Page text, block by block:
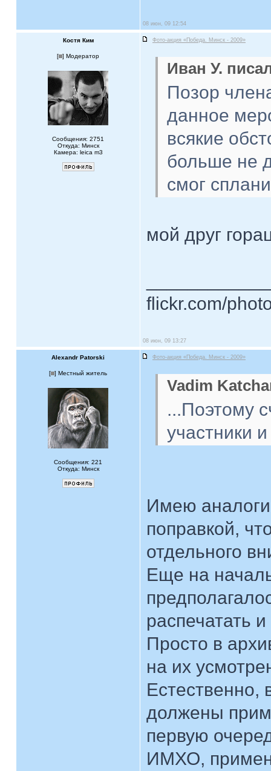
08 июн, 09 12:54
Костя Ким Фото-акция «Победа. Минск - 2009»
[ ] Модератор
Сообщения: 2751
Откуда: Минск
Камера: leica m3
Иван У.
Позор
данное
всякие
больше не
смог
мой друг
flickr.com/
08 июн, 09 13:27
Alexandr Patorski Фото-акция «Победа. Минск - 2009»
[ ] Местный житель
Сообщения: 221
Откуда: Минск
Vadim
...Поэтому
участники
Имею
поправкой,
отдельного
Еще на
распечатать
Просто в
на их
Естественно,
должены
первую
ИМХО,